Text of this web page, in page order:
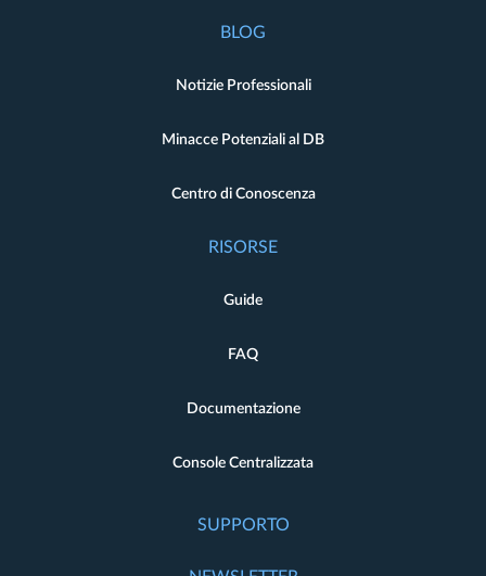
BLOG
Notizie Professionali
Minacce Potenziali al DB
Centro di Conoscenza
RISORSE
Guide
FAQ
Documentazione
Console Centralizzata
SUPPORTO